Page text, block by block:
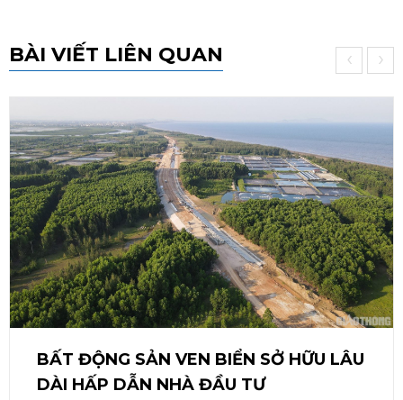
BÀI VIẾT LIÊN QUAN
BẤT ĐỘNG SẢN VEN BIỂN SỞ HỮU LÂU
DÀI HẤP DẪN NHÀ ĐẦU TƯ
‹ ›